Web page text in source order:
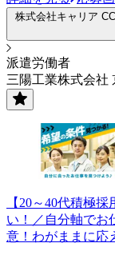
株式会社キャリア
派遣労働者
三陽工業株式会社
【20～40代積極
い！／自分軸でお
意！わがままに